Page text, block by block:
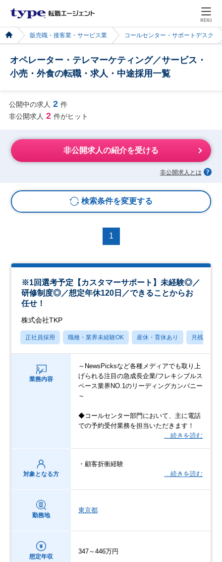
MENU
販売職・接客業・サービス業 コールセンター・サポートデスク
オペレーター・テレマーケティング／サービス・
小売・外食の転職・求人・中途採用一覧
公開中の求人 2 件
非公開求人 2 件がヒット
非公開求人の紹介を受ける
非公開求人とは
検索条件を変更する
1
※1回選考予定【カスタマーサポート】未経験◎／
研修制度◎／想定年休120日／できることからお
任せ！
株式会社TKP
正社員採用 職種・業界未経験OK 産休・育休あり 月残業20
業務内容
～NewsPicksなど各種メディアでも取り上
げられる注目の急成長企業/フレキシブルス
ペース業界NO.1のリーディングカンパニー
～
◆コールセンター部門において、主に電話
での予約受付業務を担当いただきます！
…続きを読む
対象となる方
・顧客折衝経験
…続きを読む
勤務地
東京都
想定年収
347～446万円